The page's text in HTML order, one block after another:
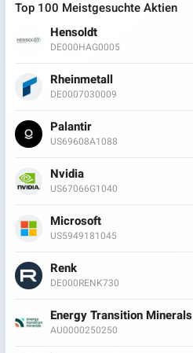
Top 100 Meistgesuchte Aktien
Hensoldt
DE000HAG0005
Rheinmetall
DE0007030009
Palantir
US69608A1088
Nvidia
US67066G1040
Microsoft
US5949181045
Renk
DE000RENK730
Energy Transition Minerals
AU0000250250